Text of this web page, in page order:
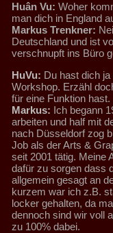
Huân Vu: Woher
man dich in England
Markus Trenkner:
Deutschland und ist
verschnupft ins Büro
HuVu: Du hast dich
Workshop. Erzähl
für eine Funktion hast.
Markus: Ich begann
arbeiten und half mit
nach Düsseldorf zog
Job als der Arts &
seit 2001 tätig. Meine
dafür zu sorgen dass
allgemein gesagt an
kurzem war ich z.B.
locker gehalten, da
dennoch sind wir voll
zu 100% dabei.